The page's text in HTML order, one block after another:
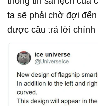
ta sẽ phải chờ đợi
được câu trả lời chính